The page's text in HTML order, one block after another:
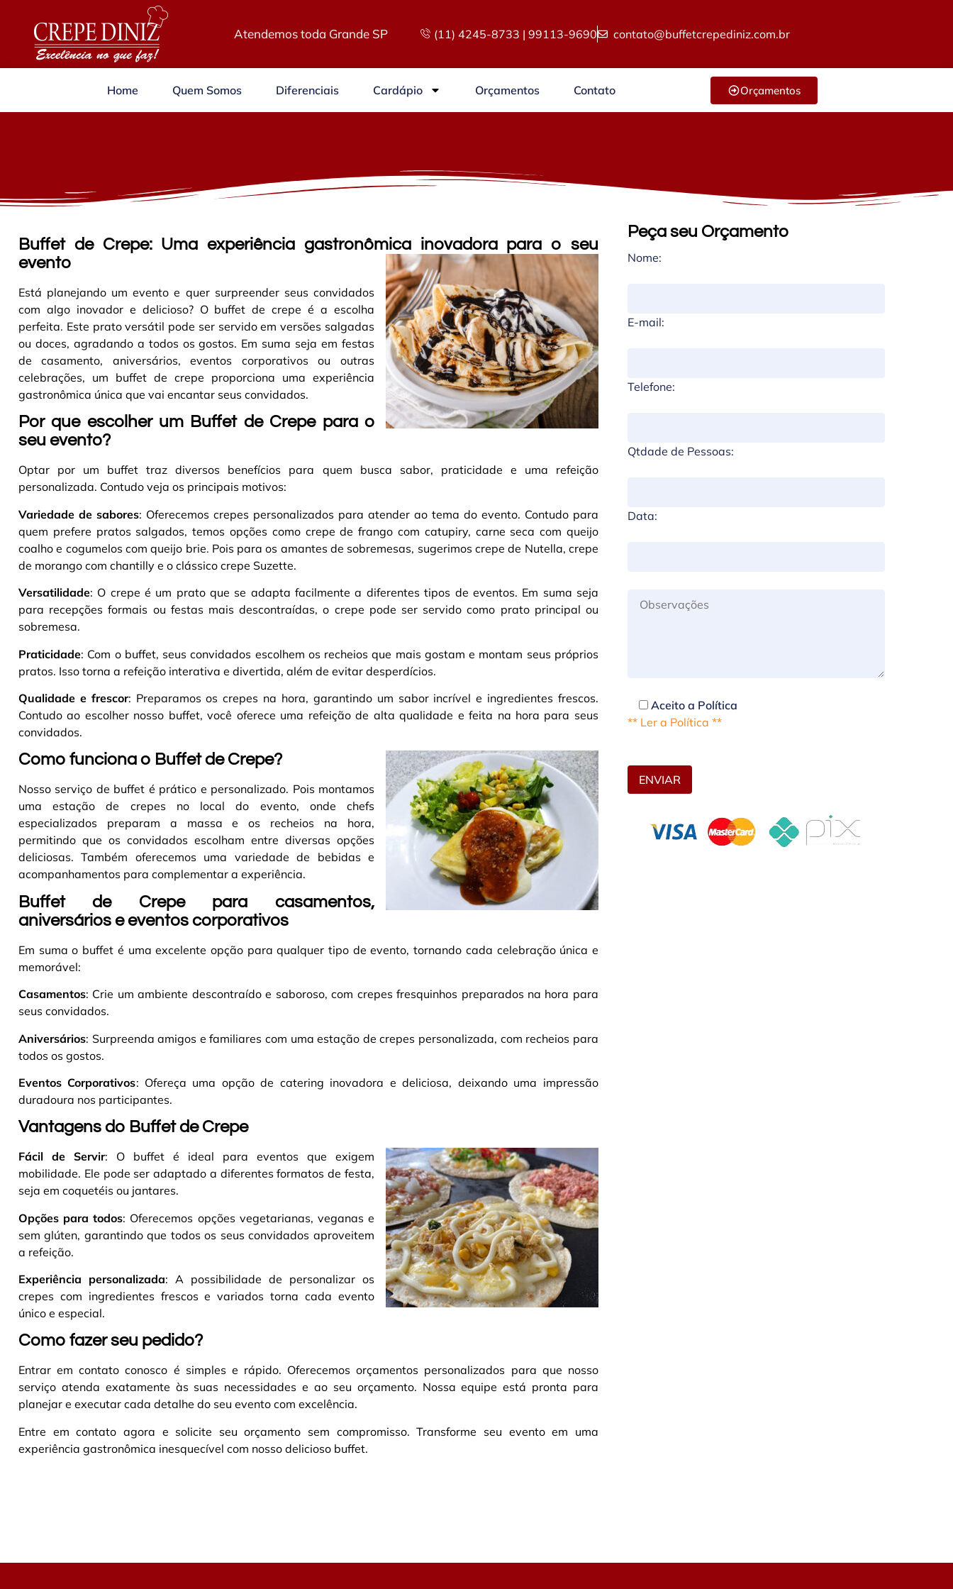
Atendemos toda Grande SP (11) 4245-8733 | 99113-9690 contato@buffetcrepediniz.com.br
Home Quem Somos Diferenciais Cardápio Orçamentos Contato Orçamentos
Buffet de Crepe: Uma experiência gastronômica inovadora para o seu
evento
Está planejando um evento e quer surpreender seus convidados
com algo inovador e delicioso? O buffet de crepe é a escolha
perfeita. Este prato versátil pode ser servido em versões salgadas
ou doces, agradando a todos os gostos. Em suma seja em festas
de casamento, aniversários, eventos corporativos ou outras
celebrações, um buffet de crepe proporciona uma experiência
gastronômica única que vai encantar seus convidados.
Por que escolher um Buffet de Crepe para o
seu evento?
Optar por um buffet traz diversos benefícios para quem busca sabor, praticidade e uma refeição
personalizada. Contudo veja os principais motivos:
Variedade de sabores: Oferecemos crepes personalizados para atender ao tema do evento. Contudo para
quem prefere pratos salgados, temos opções como crepe de frango com catupiry, carne seca com queijo
coalho e cogumelos com queijo brie. Pois para os amantes de sobremesas, sugerimos crepe de Nutella, crepe
de morango com chantilly e o clássico crepe Suzette.
Versatilidade: O crepe é um prato que se adapta facilmente a diferentes tipos de eventos. Em suma seja
para recepções formais ou festas mais descontraídas, o crepe pode ser servido como prato principal ou
sobremesa.
Praticidade: Com o buffet, seus convidados escolhem os recheios que mais gostam e montam seus próprios
pratos. Isso torna a refeição interativa e divertida, além de evitar desperdícios.
Qualidade e frescor: Preparamos os crepes na hora, garantindo um sabor incrível e ingredientes frescos.
Contudo ao escolher nosso buffet, você oferece uma refeição de alta qualidade e feita na hora para seus
convidados.
Como funciona o Buffet de Crepe?
Nosso serviço de buffet é prático e personalizado. Pois montamos
uma estação de crepes no local do evento, onde chefs
especializados preparam a massa e os recheios na hora,
permitindo que os convidados escolham entre diversas opções
deliciosas. Também oferecemos uma variedade de bebidas e
acompanhamentos para complementar a experiência.
Buffet de Crepe para casamentos,
aniversários e eventos corporativos
Em suma o buffet é uma excelente opção para qualquer tipo de evento, tornando cada celebração única e
memorável:
Casamentos: Crie um ambiente descontraído e saboroso, com crepes fresquinhos preparados na hora para
seus convidados.
Aniversários: Surpreenda amigos e familiares com uma estação de crepes personalizada, com recheios para
todos os gostos.
Eventos Corporativos: Ofereça uma opção de catering inovadora e deliciosa, deixando uma impressão
duradoura nos participantes.
Vantagens do Buffet de Crepe
Fácil de Servir: O buffet é ideal para eventos que exigem
mobilidade. Ele pode ser adaptado a diferentes formatos de festa,
seja em coquetéis ou jantares.
Opções para todos: Oferecemos opções vegetarianas, veganas e
sem glúten, garantindo que todos os seus convidados aproveitem
a refeição.
Experiência personalizada: A possibilidade de personalizar os
crepes com ingredientes frescos e variados torna cada evento
único e especial.
Como fazer seu pedido?
Entrar em contato conosco é simples e rápido. Oferecemos orçamentos personalizados para que nosso
serviço atenda exatamente às suas necessidades e ao seu orçamento. Nossa equipe está pronta para
planejar e executar cada detalhe do seu evento com excelência.
Entre em contato agora e solicite seu orçamento sem compromisso. Transforme seu evento em uma
experiência gastronômica inesquecível com nosso delicioso buffet.
Peça seu Orçamento
Nome:
E-mail:
Telefone:
Qtdade de Pessoas:
Data:
Aceito a Política
** Ler a Política **